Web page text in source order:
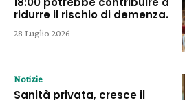
ridurre il rischio di demenza.
28 Luglio 2026
Notizie
Sanità privata, cresce il